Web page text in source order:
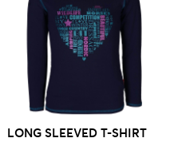
LONG SLEEVED T-SHIRT